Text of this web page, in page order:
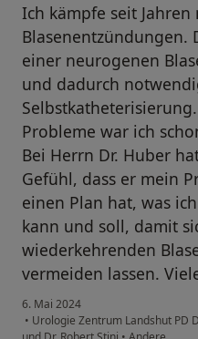
Ich kämpfe seit
Blasenentzündungen.
einer neurogenen
und dadurch
Probleme war ich
Bei Herrn Dr. Huber
Gefühl, dass er mein
einen Plan hat, was
kann und soll, damit
wiederkehrenden
vermeiden lassen.
6. Mai 2024
• Urologie Zentrum Landshut PD